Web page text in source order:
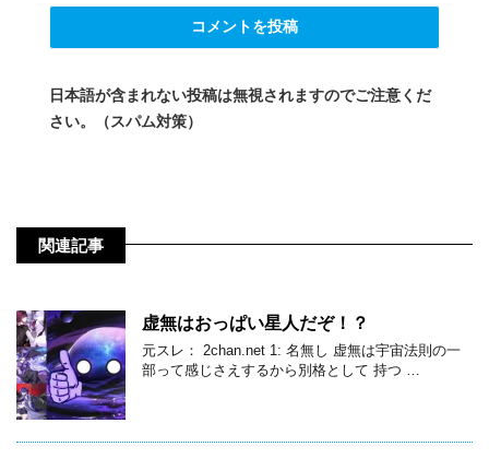
日本語が含まれない投稿は無視されますのでご注意くだ
さい。（スパム対策）
関連記事
虚無はおっぱい星人だぞ！？
元スレ： 2chan.net 1: 名無し 虚無は宇宙法則の一
部って感じさえするから別格として 持つ …